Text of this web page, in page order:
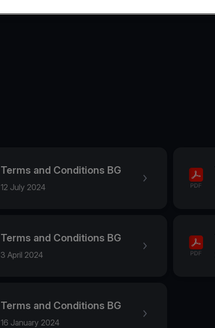
Terms and Conditions BG
12 July 2024
Terms and Conditions BG
3 April 2024
Terms and Conditions BG
16 January 2024